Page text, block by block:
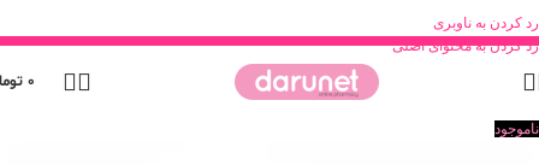
رد کردن به ناوبری
رد کردن به محتوای اصلی
0
ناموجود